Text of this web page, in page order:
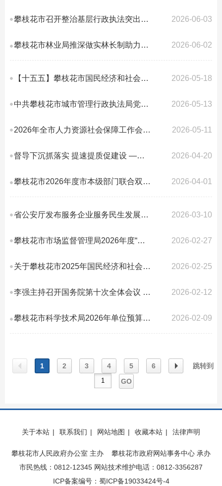
攀枝花市召开整治基层行政执法突出问题工作推进会 2026-06-03
攀枝花市林业局推深做实林长制助力林业高质量发展 2026-06-02
【十五五】攀枝花市国民经济和社会发展第十五个五年规划纲要 2026-05-18
中共攀枝花市城市管理行政执法局党组关于2025年工作总结和2026年工作安排的报告 2026-05-13
2026年全市人力资源社会保障工作会议召开 2026-05-11
督导下沉抓落实 提速提质促建设 ——市水利局调研督导盐边县金河小流域综合治理... 2026-04-20
攀枝花市2026年度市本级部门联合双随机抽查计划 2026-04-01
省公安厅发布服务企业服务民生发展9条措施 2026-03-10
攀枝花市市场监督管理局2026年度“双随机、一公开”抽查工作计划 2026-02-27
关于攀枝花市2025年国民经济和社会发展计划执行情况及2026年计划草案的报告 2026-02-25
李强主持召开国务院第十次全体会议 讨论政府工作报告稿和“十五五”规划纲要草... 2026-02-12
攀枝花市科学技术局2026年单位预算编制说明 2026-02-09
页
1 2 3 4 5 6
页
跳转到
GO
关于本站 | 联系我们 | 网站地图 | 收藏本站 | 法律声明
攀枝花市人民政府办公室 主办 攀枝花市政府网站事务中心 承办
市民热线：0812-12345 网站技术维护电话：0812-3356287
ICP备案编号：蜀ICP备19033424号-4